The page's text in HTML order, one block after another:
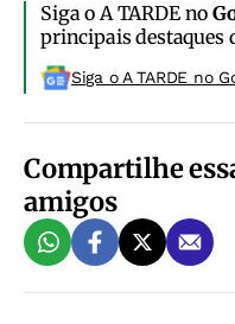
Siga o A TARDE no
principais destaques
Siga o A TARDE no
Compartilhe
amigos